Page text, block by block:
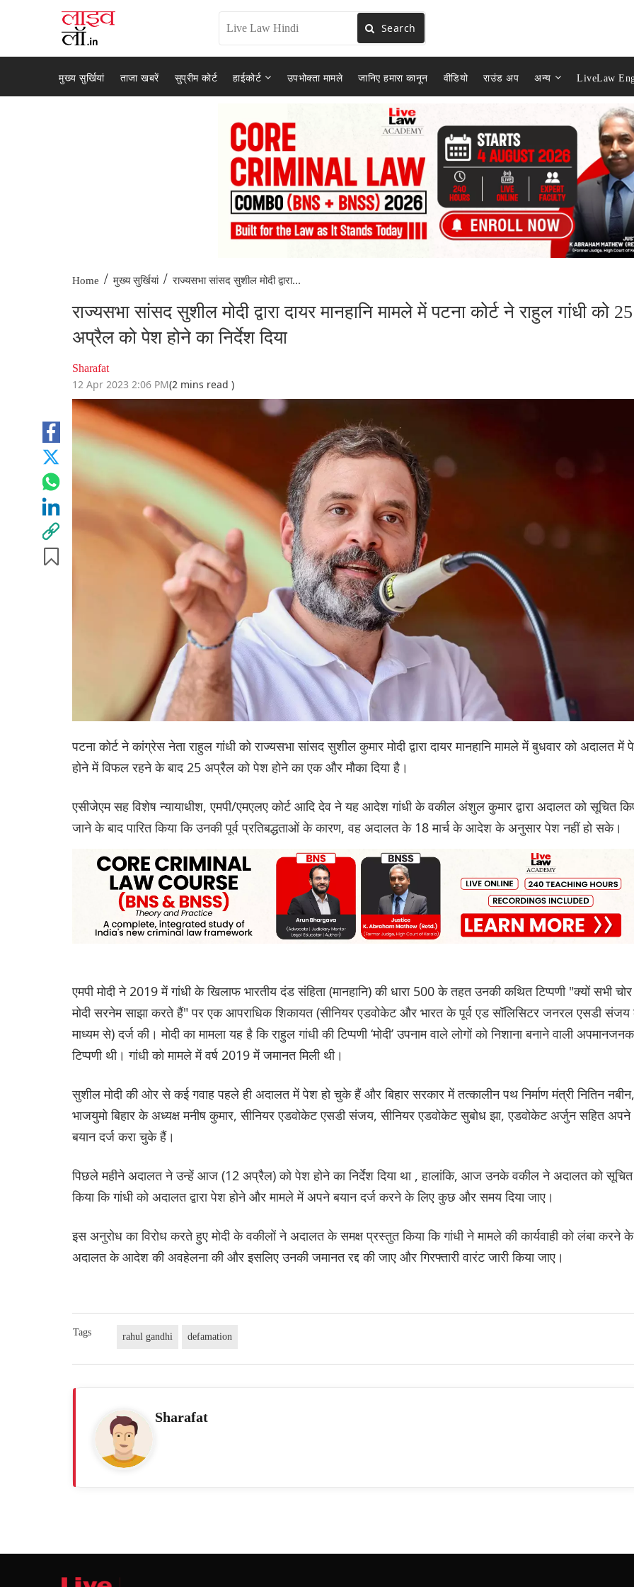
Search
मुख्य सुर्खियां ताजा खबरें सुप्रीम कोर्ट हाईकोर्ट उपभोक्ता मामले जानिए हमारा कानून वीडियो राउंड अप अन्य LiveLaw
Home / मुख्य सुर्खियां / राज्यसभा सांसद सुशील मोदी द्वारा...
राज्यसभा सांसद सुशील मोदी द्वारा दायर मानहानि मामले में पटना कोर्ट ने राहुल गांधी को 25
अप्रैल को पेश होने का निर्देश दिया
Sharafat
12 Apr 2023 2:06 PM(2 mins read )
पटना कोर्ट ने कांग्रेस नेता राहुल गांधी को राज्यसभा सांसद सुशील कुमार मोदी द्वारा दायर मानहानि मामले में बुधवार को अदालत में
होने में विफल रहने के बाद 25 अप्रैल को पेश होने का एक और मौका दिया है।
एसीजेएम सह विशेष न्यायाधीश, एमपी/एमएलए कोर्ट आदि देव ने यह आदेश गांधी के वकील अंशुल कुमार द्वारा अदालत को सूचित
जाने के बाद पारित किया कि उनकी पूर्व प्रतिबद्धताओं के कारण, वह अदालत के 18 मार्च के आदेश के अनुसार पेश नहीं हो सके।
एमपी मोदी ने 2019 में गांधी के खिलाफ भारतीय दंड संहिता (मानहानि) की धारा 500 के तहत उनकी कथित टिप्पणी "क्यों सभी चोर
मोदी सरनेम साझा करते हैं" पर एक आपराधिक शिकायत (सीनियर एडवोकेट और भारत के पूर्व एड सॉलिसिटर जनरल एसडी
माध्यम से) दर्ज की। मोदी का मामला यह है कि राहुल गांधी की टिप्पणी ‘मोदी’ उपनाम वाले लोगों को निशाना बनाने वाली अपमानजनक
टिप्पणी थी। गांधी को मामले में वर्ष 2019 में जमानत मिली थी।
सुशील मोदी की ओर से कई गवाह पहले ही अदालत में पेश हो चुके हैं और बिहार सरकार में तत्कालीन पथ निर्माण मंत्री नितिन नबीन,
भाजयुमो बिहार के अध्यक्ष मनीष कुमार, सीनियर एडवोकेट एसडी संजय, सीनियर एडवोकेट सुबोध झा, एडवोकेट अर्जुन सहित अपने
बयान दर्ज करा चुके हैं।
पिछले महीने अदालत ने उन्हें आज (12 अप्रैल) को पेश होने का निर्देश दिया था , हालांकि, आज उनके वकील ने अदालत को सूचित
किया कि गांधी को अदालत द्वारा पेश होने और मामले में अपने बयान दर्ज करने के लिए कुछ और समय दिया जाए।
इस अनुरोध का विरोध करते हुए मोदी के वकीलों ने अदालत के समक्ष प्रस्तुत किया कि गांधी ने मामले की कार्यवाही को लंबा करने के
अदालत के आदेश की अवहेलना की और इसलिए उनकी जमानत रद्द की जाए और गिरफ्तारी वारंट जारी किया जाए।
Tags rahul gandhi defamation
Sharafat